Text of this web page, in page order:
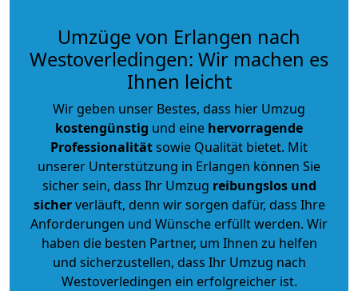
Umzüge von Erlangen nach
Westoverledingen: Wir machen es
Ihnen leicht
Wir geben unser Bestes, dass hier Umzug
kostengünstig und eine hervorragende
Professionalitätsowie Qualität bietet. Mit
unserer Unterstützung in Erlangen können Sie
sicher sein, dass Ihr Umzug reibungslos und
sicherverläuft, denn wir sorgen dafür, dass Ihre
Anforderungen und Wünsche erfüllt werden. Wir
haben die besten Partner, um Ihnen zu helfen
und sicherzustellen, dass Ihr Umzug nach
Westoverledingen ein erfolgreicher ist.